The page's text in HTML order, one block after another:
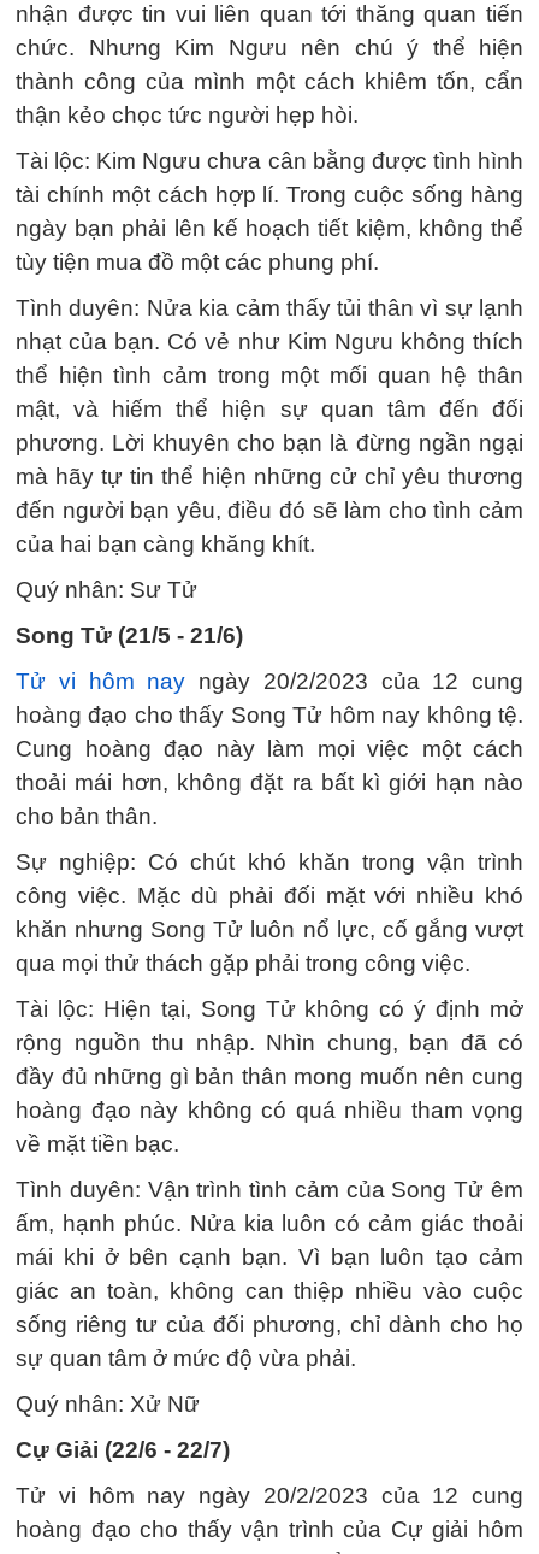
nhận được tin vui liên quan tới thăng quan tiến
chức. Nhưng Kim Ngưu nên chú ý thể hiện
thành công của mình một cách khiêm tốn, cẩn
thận kẻo chọc tức người hẹp hòi.
Tài lộc: Kim Ngưu chưa cân bằng được tình hình
tài chính một cách hợp lí. Trong cuộc sống hàng
ngày bạn phải lên kế hoạch tiết kiệm, không thể
tùy tiện mua đồ một các phung phí.
Tình duyên: Nửa kia cảm thấy tủi thân vì sự lạnh
nhạt của bạn. Có vẻ như Kim Ngưu không thích
thể hiện tình cảm trong một mối quan hệ thân
mật, và hiếm thể hiện sự quan tâm đến đối
phương. Lời khuyên cho bạn là đừng ngần ngại
mà hãy tự tin thể hiện những cử chỉ yêu thương
đến người bạn yêu, điều đó sẽ làm cho tình cảm
của hai bạn càng khăng khít.
Quý nhân: Sư Tử
Song Tử (21/5 - 21/6)
Tử vi hôm nay ngày 20/2/2023 của 12 cung
hoàng đạo cho thấy Song Tử hôm nay không tệ.
Cung hoàng đạo này làm mọi việc một cách
thoải mái hơn, không đặt ra bất kì giới hạn nào
cho bản thân.
Sự nghiệp: Có chút khó khăn trong vận trình
công việc. Mặc dù phải đối mặt với nhiều khó
khăn nhưng Song Tử luôn nổ lực, cố gắng vượt
qua mọi thử thách gặp phải trong công việc.
Tài lộc: Hiện tại, Song Tử không có ý định mở
rộng nguồn thu nhập. Nhìn chung, bạn đã có
đầy đủ những gì bản thân mong muốn nên cung
hoàng đạo này không có quá nhiều tham vọng
về mặt tiền bạc.
Tình duyên: Vận trình tình cảm của Song Tử êm
ấm, hạnh phúc. Nửa kia luôn có cảm giác thoải
mái khi ở bên cạnh bạn. Vì bạn luôn tạo cảm
giác an toàn, không can thiệp nhiều vào cuộc
sống riêng tư của đối phương, chỉ dành cho họ
sự quan tâm ở mức độ vừa phải.
Quý nhân: Xử Nữ
Cự Giải (22/6 - 22/7)
Tử vi hôm nay ngày 20/2/2023 của 12 cung
hoàng đạo cho thấy vận trình của Cự giải hôm